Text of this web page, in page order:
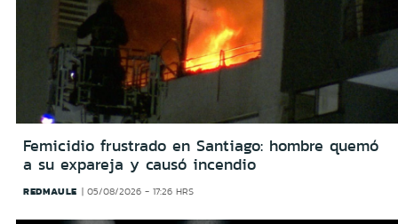
Femicidio frustrado en Santiago: hombre quemó
a su expareja y causó incendio
REDMAULE 05/08/2026 - 17:26 HRS